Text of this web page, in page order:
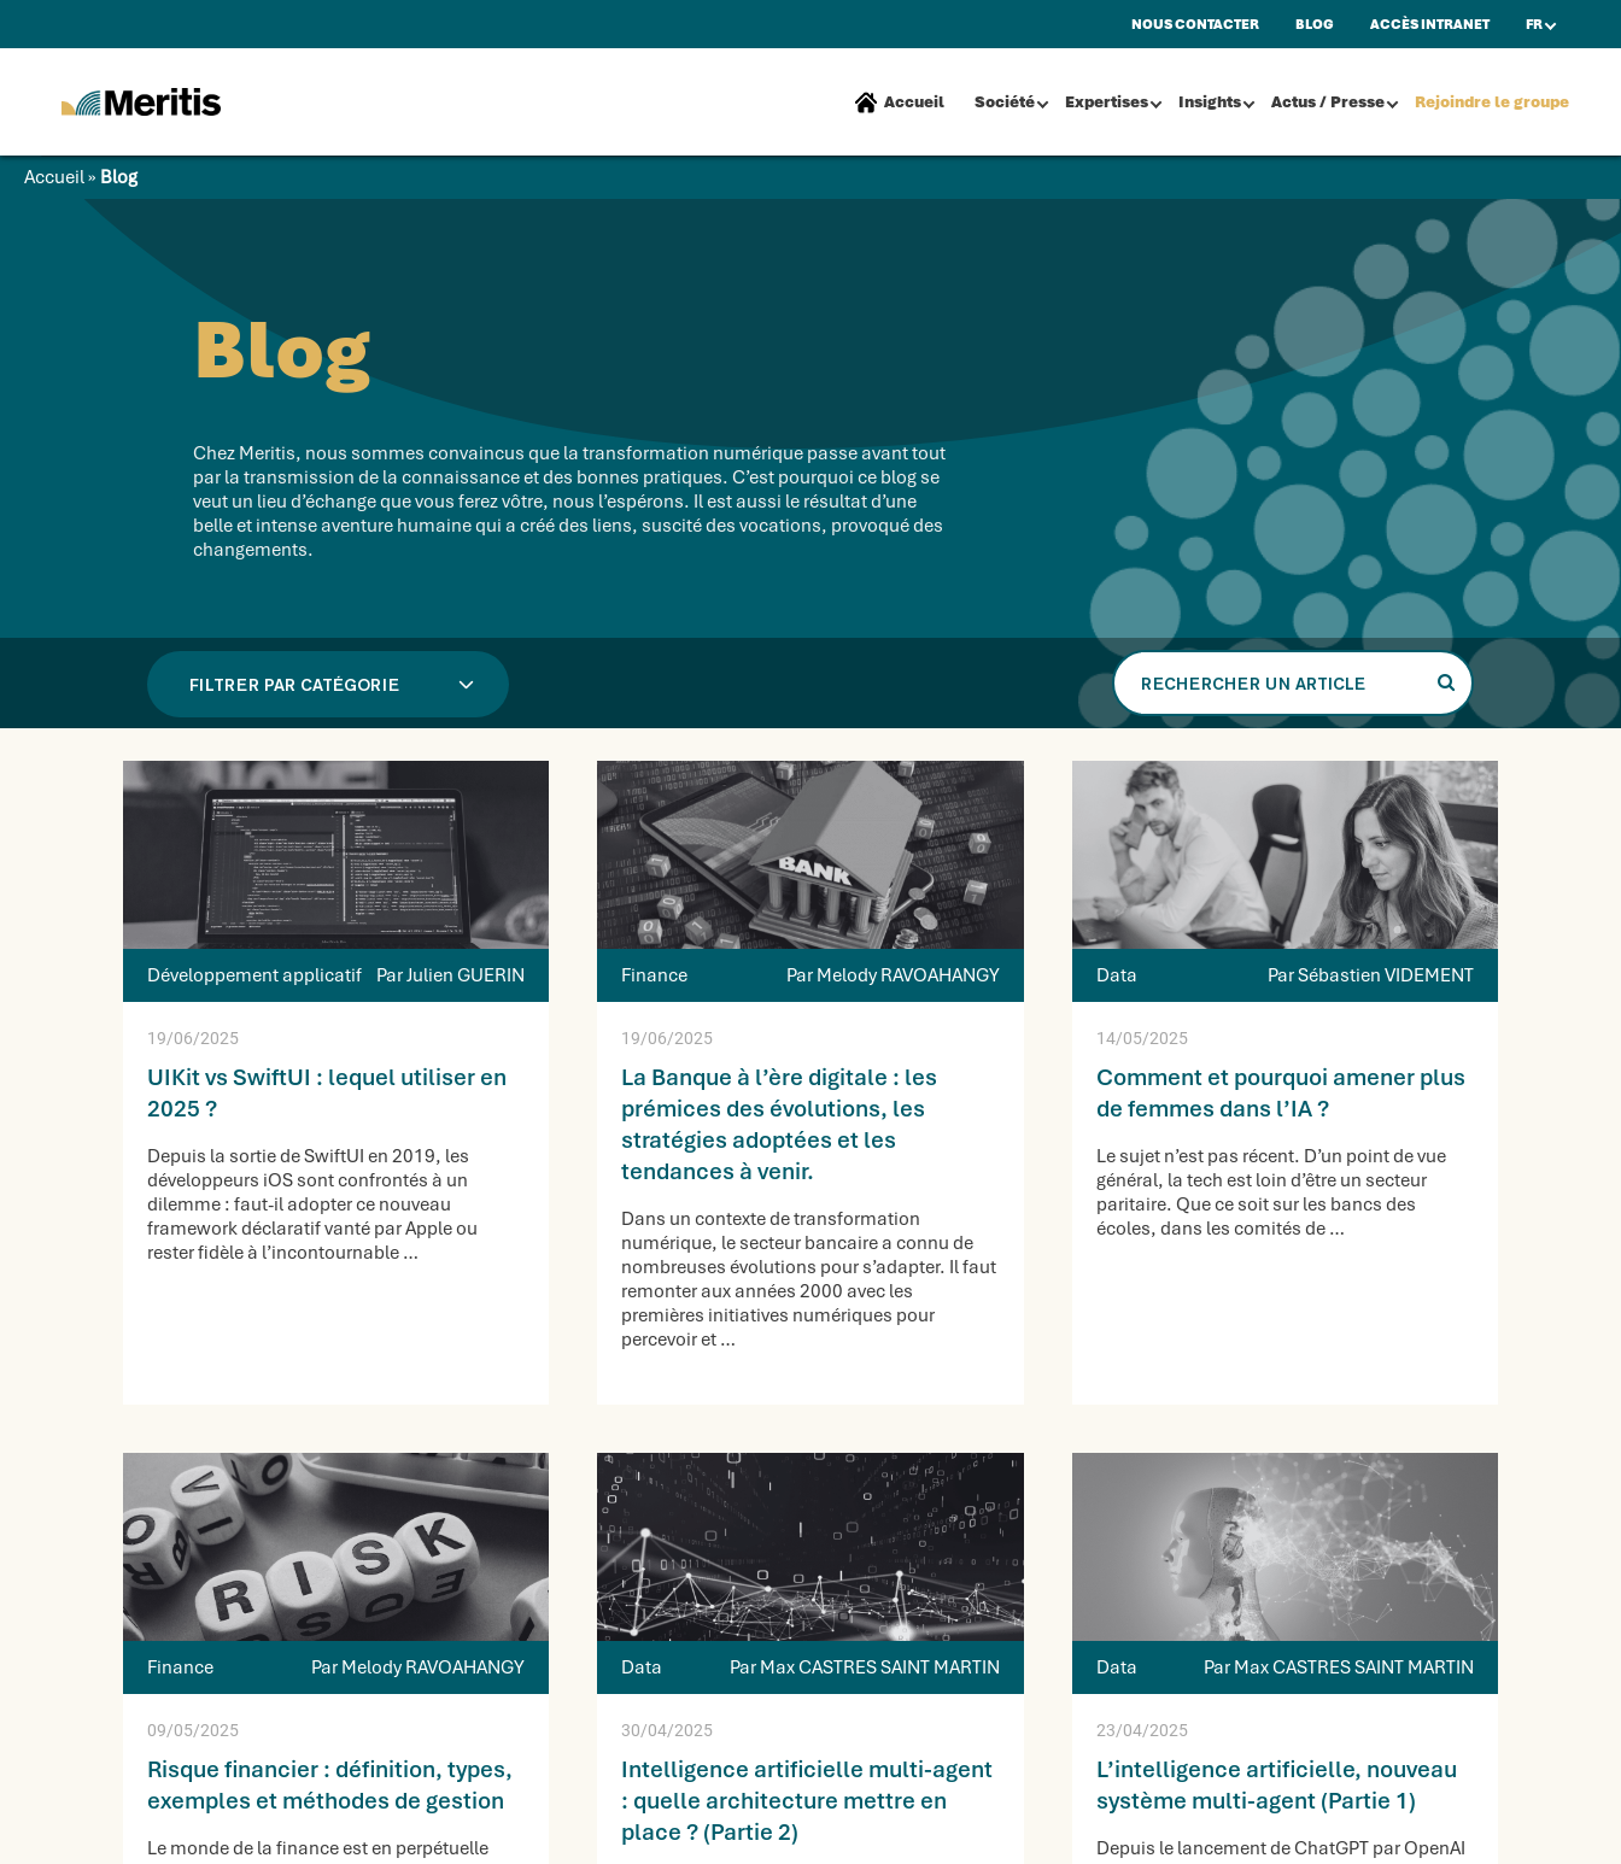
NOUS CONTACTER BLOG ACCÈS INTRANET FR
tech world
Accueil Société Expertises Insights Actus / Presse Rejoindre le groupe
Accueil» Blog
Blog
Chez Meritis, nous sommes convaincus que la transformation numérique passe avant tout
par la transmission de la connaissance et des bonnes pratiques. C’est pourquoi ce blog se
veut un lieu d’échange que vous ferez vôtre, nous l’espérons. Il est aussi le résultat d’une
belle et intense aventure humaine qui a créé des liens, suscité des vocations, provoqué des
changements.
Rechercher
un
article
FILTRER PAR CATÉGORIE
Développement applicatif Par Julien GUERIN
19/06/2025
UIKit vs SwiftUI : lequel utiliser en
2025 ?
Depuis la sortie de SwiftUI en 2019, les
développeurs iOS sont confrontés à un
dilemme : faut-il adopter ce nouveau
framework déclaratif vanté par Apple ou
rester fidèle à l’incontournable …
Finance Par Melody RAVOAHANGY
19/06/2025
La Banque à l’ère digitale : les
prémices des évolutions, les
stratégies adoptées et les
tendances à venir.
Dans un contexte de transformation
numérique, le secteur bancaire a connu de
nombreuses évolutions pour s’adapter. Il faut
remonter aux années 2000 avec les
premières initiatives numériques pour
percevoir et …
Data Par Sébastien VIDEMENT
14/05/2025
Comment et pourquoi amener plus
de femmes dans l’IA ?
Le sujet n’est pas récent. D’un point de vue
général, la tech est loin d’être un secteur
paritaire. Que ce soit sur les bancs des
écoles, dans les comités de …
Finance Par Melody RAVOAHANGY
09/05/2025
Risque financier : définition, types,
exemples et méthodes de gestion
Le monde de la finance est en perpétuelle
Data Par Max CASTRES SAINT MARTIN
30/04/2025
Intelligence artificielle multi-agent
: quelle architecture mettre en
place ? (Partie 2)
Data Par Max CASTRES SAINT MARTIN
23/04/2025
L’intelligence artificielle, nouveau
système multi-agent (Partie 1)
Depuis le lancement de ChatGPT par OpenAI